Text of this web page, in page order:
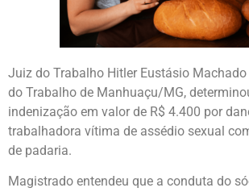
Juiz do Trabalho Hitler Eustásio Machado
do Trabalho de Manhuaçu/MG,
indenização em valor de R$ 4.400 por
trabalhadora vítima de assédio sexual
de padaria.
Magistrado entendeu que a conduta do